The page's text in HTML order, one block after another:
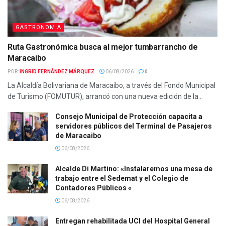
GASTRONOMIA
Ruta Gastronómica busca al mejor tumbarrancho de
Maracaibo
POR: INGRID FERNÁNDEZ MÁRQUEZ 06/08/2026 0
La Alcaldía Bolivariana de Maracaibo, a través del Fondo Municipal
de Turismo (FOMUTUR), arrancó con una nueva edición de la...
Consejo Municipal de Protección capacita a
servidores públicos del Terminal de Pasajeros
de Maracaibo
06/08/2026
Alcalde Di Martino: «Instalaremos una mesa de
trabajo entre el Sedemat y el Colegio de
Contadores Públicos «
06/08/2026
Entregan rehabilitada UCI del Hospital General